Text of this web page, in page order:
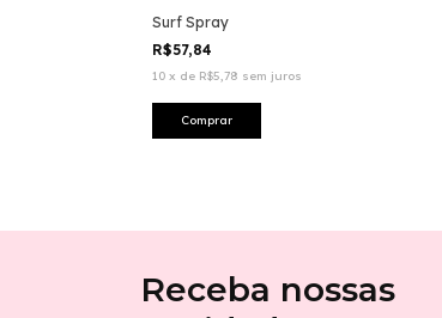
Surf Spray
R$57,84
10 x de R$5,78 sem juros
Receba nossas